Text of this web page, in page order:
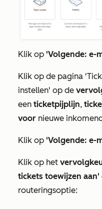
Klik op 'Volgende: e-
Klik op de pagina
instellen' op de
een ticketpijplijn,
voor nieuwe
Klik op 'Volgende: e-
Klik op het
tickets toewijzen aan'
routeringsoptie: